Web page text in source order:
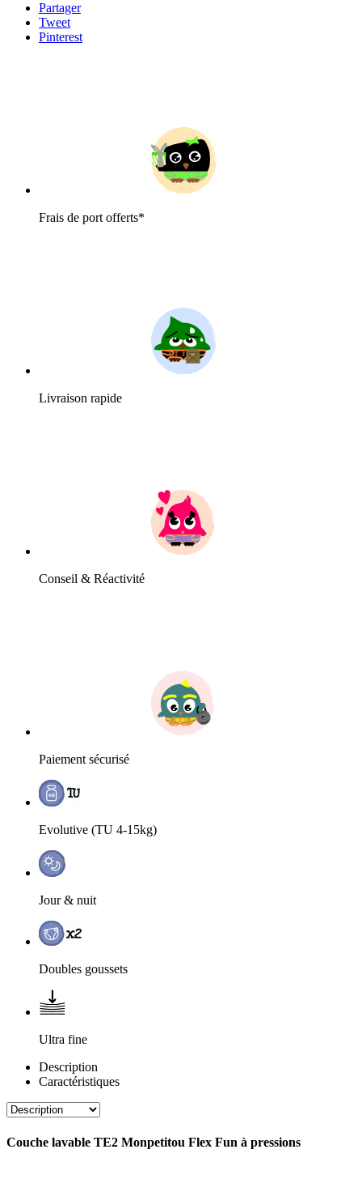
Partager
Tweet
Pinterest
Frais de port offerts*
Livraison rapide
Conseil & Réactivité
Paiement sécurisé
Evolutive (TU 4-15kg)
Jour & nuit
Doubles goussets
Ultra fine
Description
Caractéristiques
Couche lavable TE2 Monpetitou Flex Fun à pressions